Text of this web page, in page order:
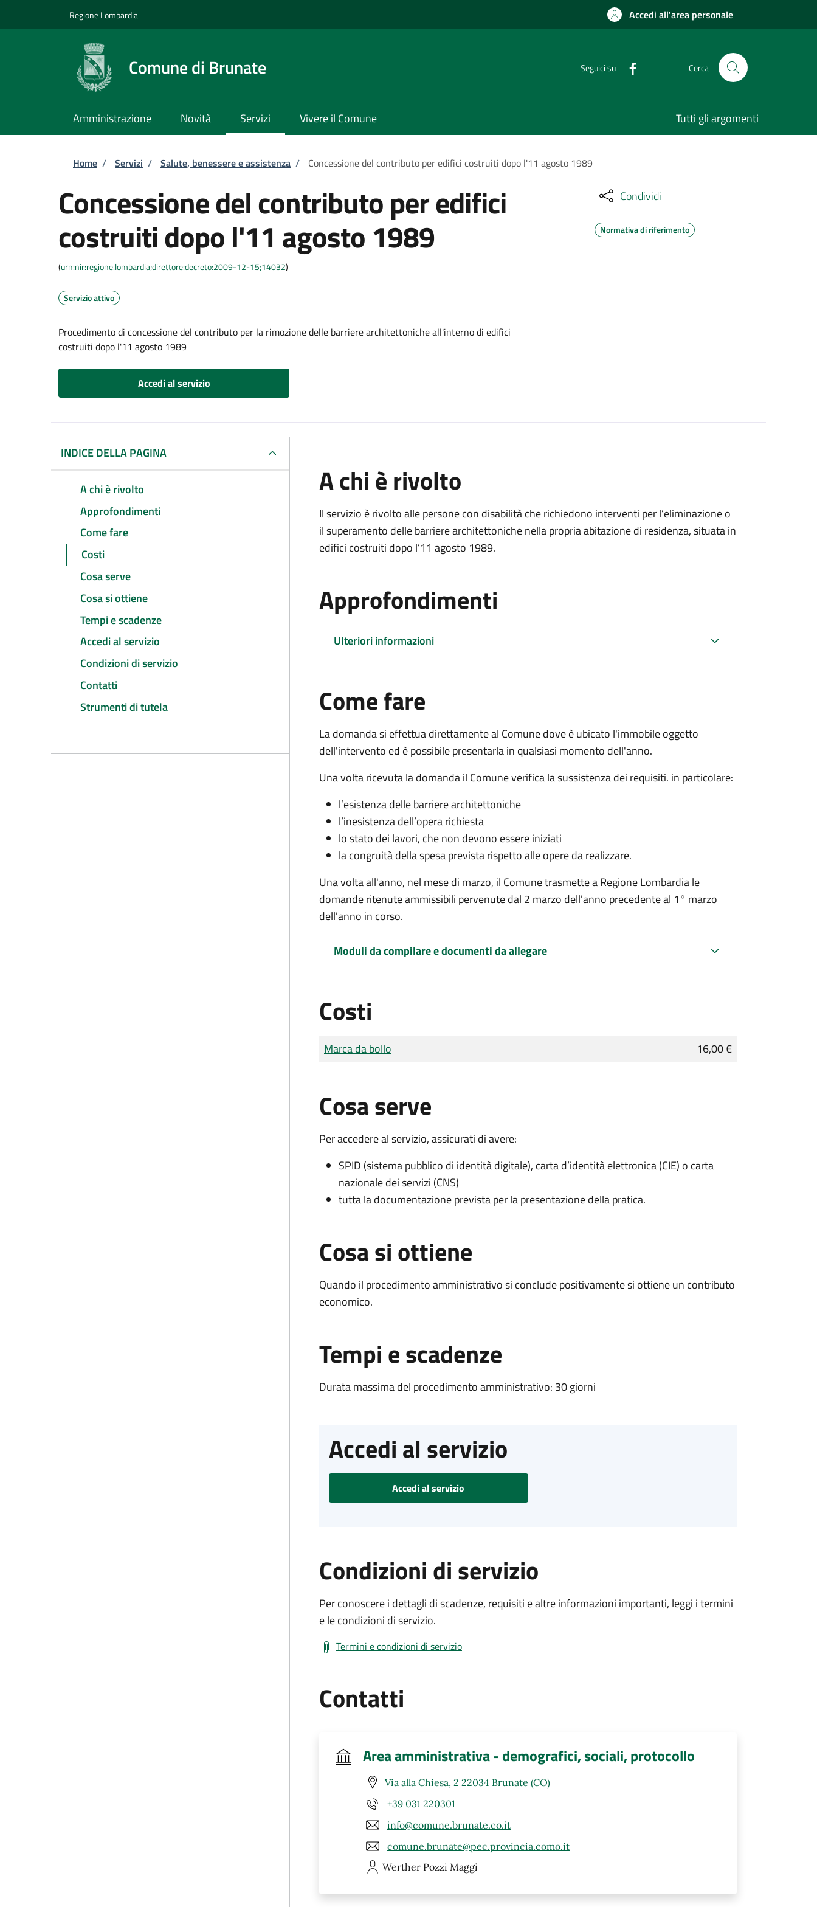
Regione Lombardia Accedi all'area personale
Comune di Brunate Seguici su Cerca
Amministrazione Novità Servizi Vivere il Comune Tutti gli argomenti
Briciole di pane
Home / Servizi / Salute, benessere e assistenza / Concessione del contributo per edifici costruiti dopo l'11 agosto 1989
Concessione del contributo per edifici
costruiti dopo l'11 agosto 1989
(urn:nir:regione.lombardia;direttore:decreto:2009-12-15;14032)
Servizio attivo
Procedimento di concessione del contributo per la rimozione delle barriere architettoniche all'interno di edifici
costruiti dopo l'11 agosto 1989
Accedi al servizio
Condividi
Normativa di riferimento
INDICE DELLA PAGINA
A chi è rivolto
Approfondimenti
Come fare
Costi
Cosa serve
Cosa si ottiene
Tempi e scadenze
Accedi al servizio
Condizioni di servizio
Contatti
Strumenti di tutela
A chi è rivolto
Il servizio è rivolto alle persone con disabilità che richiedono interventi per l’eliminazione o
il superamento delle barriere architettoniche nella propria abitazione di residenza, situata in
edifici costruiti dopo l’11 agosto 1989.
Approfondimenti
Ulteriori informazioni
Come fare
La domanda si effettua direttamente al Comune dove è ubicato l'immobile oggetto
dell'intervento ed è possibile presentarla in qualsiasi momento dell'anno.
Una volta ricevuta la domanda il Comune verifica la sussistenza dei requisiti. in particolare:
l’esistenza delle barriere architettoniche
l’inesistenza dell’opera richiesta
lo stato dei lavori, che non devono essere iniziati
la congruità della spesa prevista rispetto alle opere da realizzare.
Una volta all'anno, nel mese di marzo, il Comune trasmette a Regione Lombardia le
domande ritenute ammissibili pervenute dal 2 marzo dell'anno precedente al 1° marzo
dell'anno in corso.
Moduli da compilare e documenti da allegare
Costi
Tipo di pagamento
Importo
Marca da bollo 16,00 €
Cosa serve
Per accedere al servizio, assicurati di avere:
SPID (sistema pubblico di identità digitale), carta d’identità elettronica (CIE) o carta
nazionale dei servizi (CNS)
tutta la documentazione prevista per la presentazione della pratica.
Cosa si ottiene
Quando il procedimento amministrativo si conclude positivamente si ottiene un contributo
economico.
Tempi e scadenze
Durata massima del procedimento amministrativo: 30 giorni
Accedi al servizio
Accedi al servizio
Condizioni di servizio
Per conoscere i dettagli di scadenze, requisiti e altre informazioni importanti, leggi i termini
e le condizioni di servizio.
Termini e condizioni di servizio
Contatti
Area amministrativa - demografici, sociali, protocollo
Via alla Chiesa, 2 22034 Brunate (CO)
+39 031 220301
info@comune.brunate.co.it
comune.brunate@pec.provincia.como.it
Werther Pozzi Maggi